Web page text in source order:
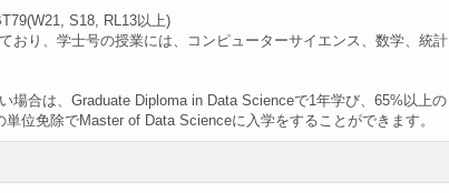
S18, RL13以上)
おり、学士号の授業には、コンピューターサイエンス、数学、統計
場合は、Graduate Diploma in Data Scienceで1年学び、65%以上の
位免除でMaster of Data Scienceに入学をすることができます。